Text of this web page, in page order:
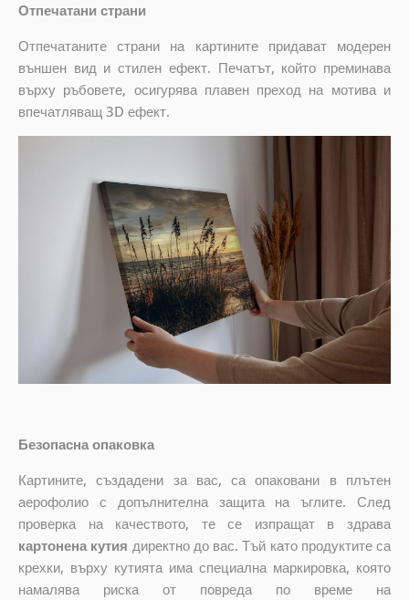
Отпечатани страни
Отпечатаните страни на картините придават модерен
външен вид и стилен ефект. Печатът, който преминава
върху ръбовете, осигурява плавен преход на мотива и
впечатляващ 3D ефект.
Безопасна опаковка
Картините, създадени за вас, са опаковани в плътен
аерофолио с допълнителна защита на ъглите. След
проверка на качеството, те се изпращат в здрава
картонена кутия директно до вас. Тъй като продуктите са
крехки, върху кутията има специална маркировка, която
намалява риска от повреда по време на